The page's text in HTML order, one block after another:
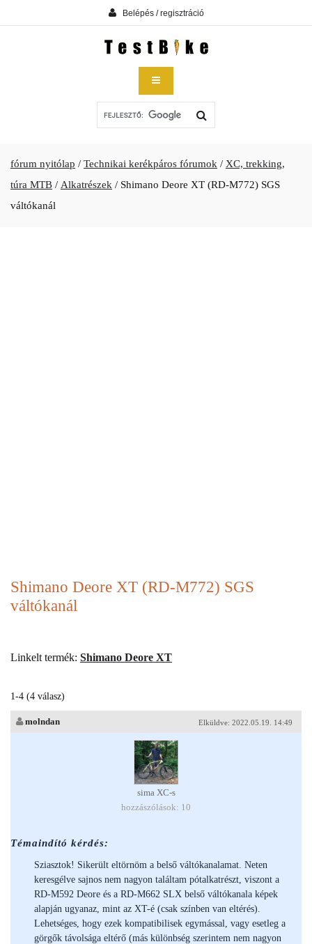
Belépés / regisztráció
fórum nyitólap / Technikai kerékpáros fórumok / XC, trekking,
túra MTB / Alkatrészek / Shimano Deore XT (RD-M772) SGS
váltókanál
Shimano Deore XT (RD-M772) SGS
váltókanál
Linkelt termék: Shimano Deore XT
1-4 (4 válasz)
Elküldve: 2022.05.19. 14:49
molndan
sima XC-s
hozzászólások: 10
Témaindító kérdés:
Sziasztok! Sikerült eltörnöm a belső váltókanalamat. Neten
keresgélve sajnos nem nagyon találtam pótalkatrészt, viszont a
RD-M592 Deore és a RD-M662 SLX belső váltókanala képek
alapján ugyanaz, mint az XT-é (csak színben van eltérés).
Lehetséges, hogy ezek kompatibilisek egymással, vagy esetleg a
görgők távolsága eltérő (más különbség szerintem nem nagyon